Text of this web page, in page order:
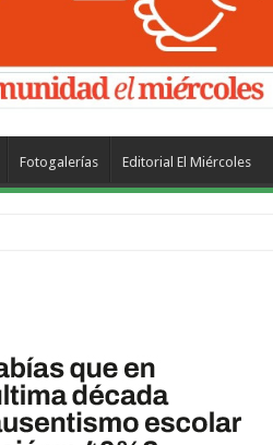
Fotogalerías Editorial El Miércoles